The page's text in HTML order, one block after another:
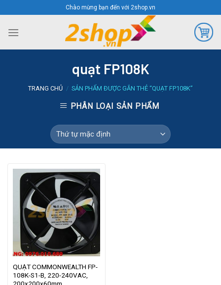
to
content
Chào mừng bạn đến với 2shop.vn
quạt FP108K
TRANG CHỦ / SẢN PHẨM ĐƯỢC GẮN THẺ “QUẠT FP108K”
PHÂN LOẠI SẢN PHẨM
QUẠT COMMONWEALTH FP-
108K-S1-B, 220-240VAC,